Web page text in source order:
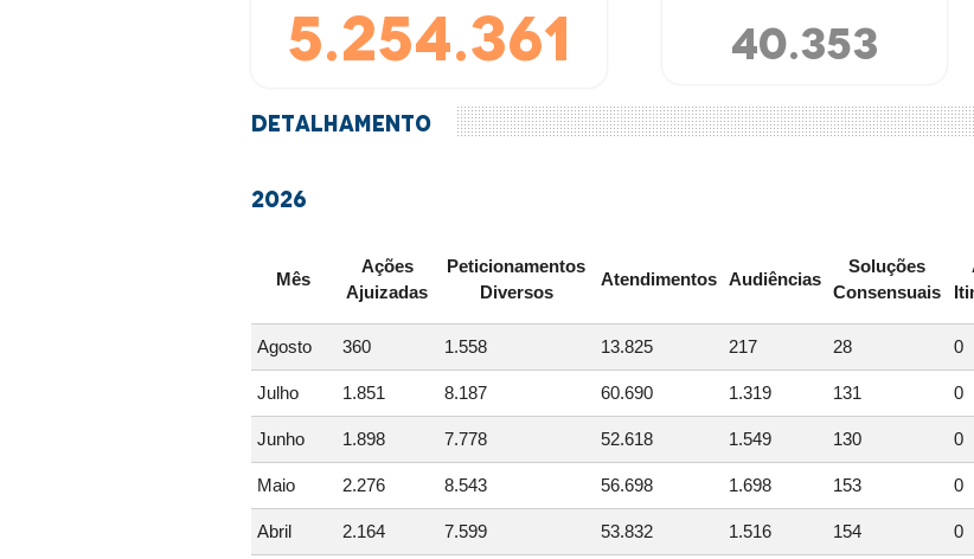
5.254.361 40.353
Detalhamento
2026
Mês
Ações
Ajuizadas
Peticionamentos
Diversos
Atendimentos Audiências
Soluções
Consensuais
Agosto 360 1.558 13.825 217 28 0
Julho 1.851 8.187 60.690 1.319 131 0
Junho 1.898 7.778 52.618 1.549 130 0
Maio 2.276 8.543 56.698 1.698 153 0
Abril 2.164 7.599 53.832 1.516 154 0